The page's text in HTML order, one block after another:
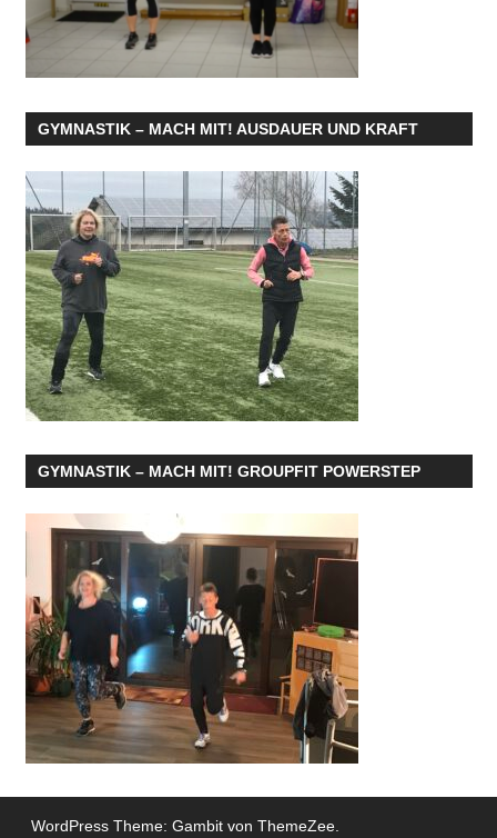
GYMNASTIK – MACH MIT! AUSDAUER UND KRAFT
GYMNASTIK – MACH MIT! GROUPFIT POWERSTEP
WordPress Theme: Gambit von ThemeZee.